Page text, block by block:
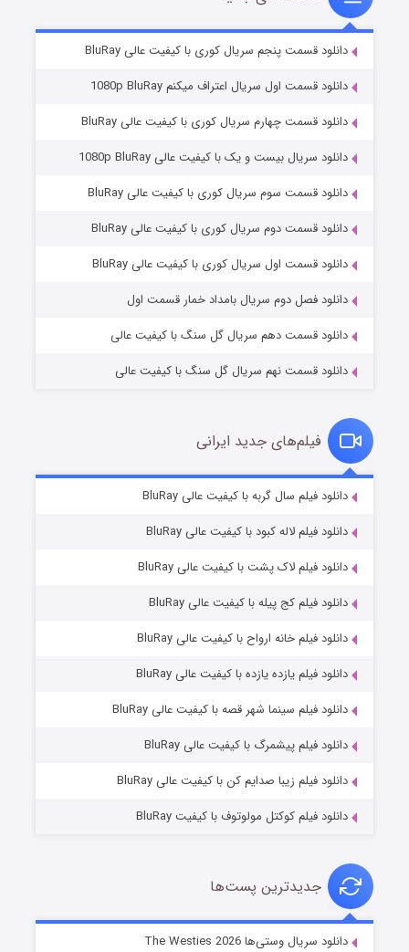
قسمت۲ (زیرنویس) منتشر شد
مردگان متحرک: شهر مرده ۳
قسمت۲ (زیرنویس) منتشر شد
قسمت۷ (زیرنویس) منتشر شد
خاندان اژدها فصل ۳
دانلود قسمت پنجم سریال کوری با کیفیت عالی BluRay
دانلود قسمت اول سریال اعتراف میکنم 1080p BluRay
دانلود قسمت چهارم سریال کوری با کیفیت عالی BluRay
دانلود سریال بیست و یک با کیفیت عالی 1080p BluRay
دانلود قسمت سوم سریال کوری با کیفیت عالی BluRay
دانلود قسمت دوم سریال کوری با کیفیت عالی BluRay
دانلود قسمت اول سریال کوری با کیفیت عالی BluRay
دانلود فصل دوم سریال بامداد خمار قسمت اول
دانلود قسمت دهم سریال گل سنگ با کیفیت عالی
دانلود قسمت نهم سریال گل سنگ با کیفیت عالی
فیلم‌های جدید ایرانی
دانلود فیلم سال گربه با کیفیت عالی BluRay
دانلود فیلم لاله کبود با کیفیت عالی BluRay
دانلود فیلم لاک پشت با کیفیت عالی BluRay
دانلود فیلم کج‌ پیله با کیفیت عالی BluRay
دانلود فیلم خانه ارواح با کیفیت عالی BluRay
دانلود فیلم یازده یازده با کیفیت عالی BluRay
دانلود فیلم سینما شهر قصه با کیفیت عالی BluRay
دانلود فیلم پیشمرگ با کیفیت عالی BluRay
دانلود فیلم زیبا صدایم کن با کیفیت عالی BluRay
دانلود فیلم کوکتل مولوتوف با کیفیت BluRay
جدیدترین پست‌ها
دانلود سریال وستی‌ها The Westies 2026